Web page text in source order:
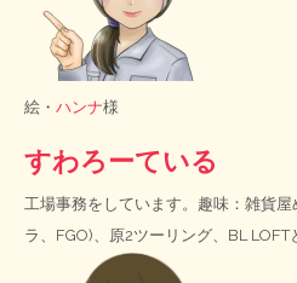
絵・ ハンナ様
すわろーている
工場事務をしています。趣味：雑貨
ラ、FGO)、原2ツーリング、BL LOFT